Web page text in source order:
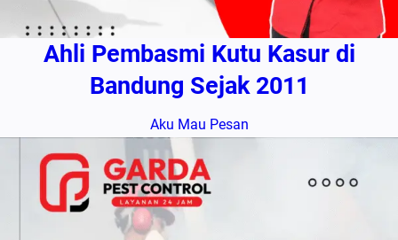
Ahli Pembasmi Kutu Kasur di
Bandung Sejak 2011
Aku Mau Pesan